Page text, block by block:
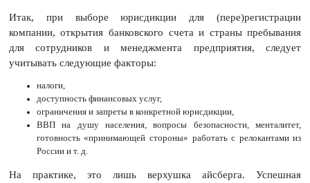
Итак, при выборе юрисдикции для (пере)регистрации
компании, открытия банковского счета и страны пребывания
для сотрудников и менеджмента предприятия, следует
учитывать следующие факторы:
налоги,
доступность финансовых услуг,
ограничения и запреты в конкретной юрисдикции,
ВВП на душу населения, вопросы безопасности, менталитет,
готовность «принимающей стороны» работать с релокантами из
России и т. д.
На практике, это лишь верхушка айсберга. Успешная